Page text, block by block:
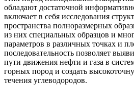
обладают достаточной
включает в себя исследования
пространства полноразмерных
из них специальных образцов и
параметров в различных точках и
последовательность позволяет
пути движения нефти и газа в
горных пород и создать
течения углеводородов.